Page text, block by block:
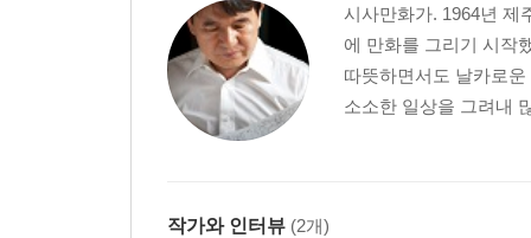
시사만화가. 1964년 제
에 만화를 그리기 시작
따뜻하면서도 날카로
소소한 일상을 그려내
작가와 인터뷰 (2개)